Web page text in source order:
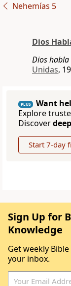
Nehemías 5
Dios
Dios
Unidas,
PLUS
Want
Explore
Discover
Start 7-day
Sign Up for
Knowledge
Get weekly
your inbox.